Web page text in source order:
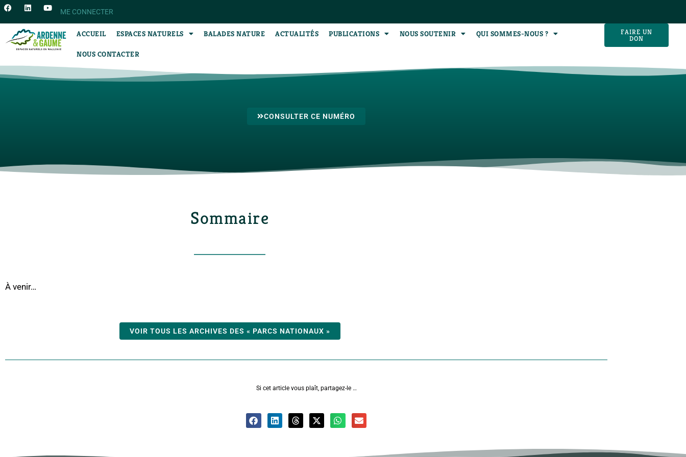
ME CONNECTER
ACCUEIL ESPACES NATURELS BALADES NATURE ACTUALITÉS PUBLICATIONS NOUS SOUTENIR QUI SOMMES-NOUS ?
NOUS CONTACTER
FAIRE UN
DON
CONSULTER CE NUMÉRO
Sommaire
À venir…
VOIR TOUS LES ARCHIVES DES « PARCS NATIONAUX »
Si cet article vous plaît, partagez-le …